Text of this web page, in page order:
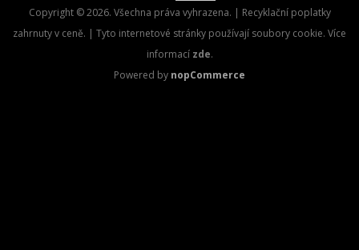
Copyright © 2026. Všechna práva vyhrazena. | Recyklační poplatky
zahrnuty v ceně. | Tyto internetové stránky používají soubory cookie. Více
informací zde.
Powered by nopCommerce